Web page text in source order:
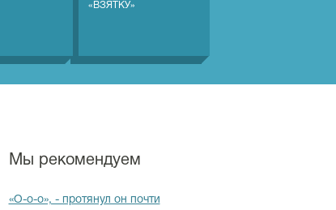
«ВЗЯТКУ»
Мы рекомендуем
«О-о-о», - протянул он почти